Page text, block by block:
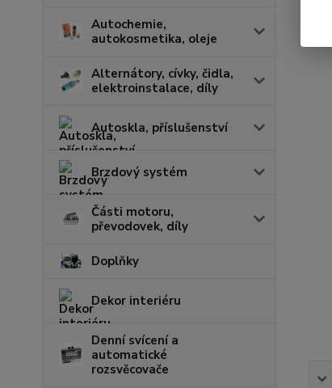
Autochemie,
autokosmetika, oleje
Alternátory, cívky, čidla,
elektroinstalace, díly
Autoskla, příslušenství
Brzdový systém
Části motoru,
převodovek, díly
Doplňky
Dekor interiéru
Denní svícení a
automatické
rozsvěcovače